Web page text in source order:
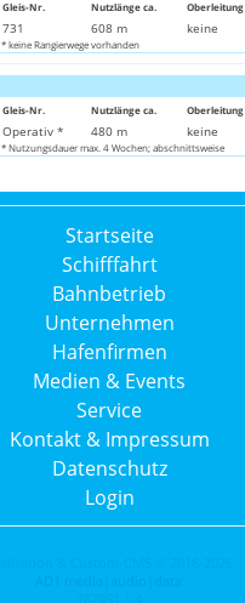
Gleis-Nr. Nutzlänge ca. Oberleitung
731 608 m keine
* keine Rangierwege vorhanden
Gleis-Nr. Nutzlänge ca. Oberleitung
Operativ * 480 m keine
* Nutzungsdauer max. 4 Wochen; abschnittsweise
Startseite
Schifffahrt
Bahnbetrieb
Unternehmen
Hafenfirmen
Medien & Events
Service
Kontakt & Impressum
Datenschutz
Login